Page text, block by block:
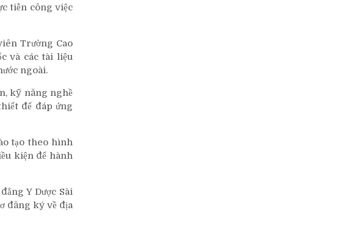
tiễn công việc
Trường Cao
và các tài liệu
ngoài.
kỹ năng nghề
để đáp ứng
tạo theo hình
kiện để hành
Y Dược Sài
đăng ký về địa